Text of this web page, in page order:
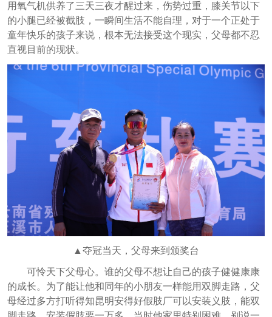
用氧气机供养了三天三夜才醒过来，伤势过重，膝关节以下
的小腿已经被截肢，一瞬间生活不能自理，对于一个正处于
童年快乐的孩子来说，根本无法接受这个现实，父母都不忍
直视目前的现状。
▲夺冠当天，父母来到颁奖台
可怜天下父母心。谁的父母不想让自己的孩子健健康康
的成长。为了能让他和同年的小朋友一样能用双脚走路，父
母经过多方打听得知昆明安得好假肢厂可以安装义肢，能双